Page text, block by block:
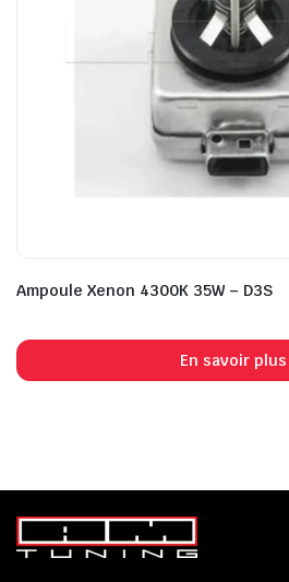
Ampoule Xenon 4300K 35W – D3S
En savoir plus